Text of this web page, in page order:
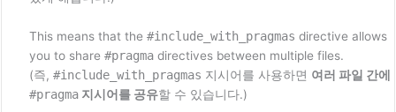
This means that the #include_with_pragmas directive allows
you to share #pragmadirectives between multiple files.
(즉, #include_with_pragmas 지시어를 사용하면 여러 파일 간에
#pragma지시어를 공유할 수 있습니다.)